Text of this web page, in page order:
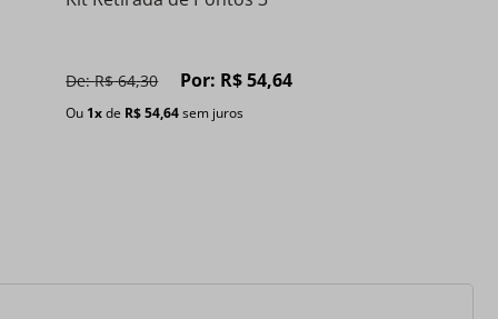
De:R$ 64,30 Por: R$54,64
Ou 1xde R$54,64sem juros